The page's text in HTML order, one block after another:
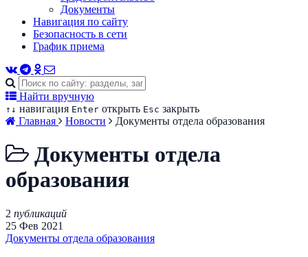
Документы
Навигация по сайту
Безопасность в сети
График приема
Найти вручную
↑ ↓ навигация Enter открыть Esc закрыть
Главная
Новости Документы отдела образования
Документы отдела
образования
2 публикаций
25 Фев 2021
Документы отдела образования